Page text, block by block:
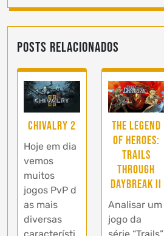
Posts Relacionados
Chivalry 2
Hoje em dia
vemos
muitos
jogos PvP d
as mais
diversas
The Legend
of Heroes:
Trails
Through
Daybreak II
Analisar um
jogo da